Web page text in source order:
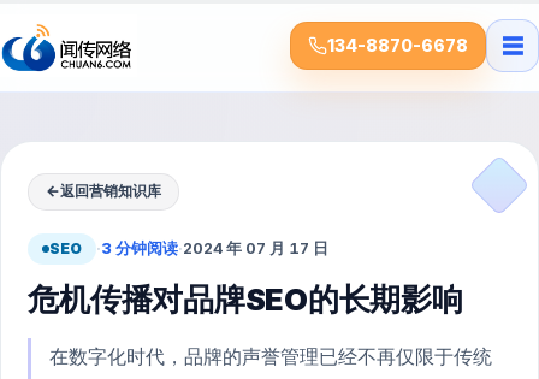
134-8870-6678 ☰
←返回营销知识库
SEO ·3 分钟阅读·2024 年 07 月 17 日
危机传播对品牌SEO的长期影响
在数字化时代，品牌的声誉管理已经不再仅限于传统